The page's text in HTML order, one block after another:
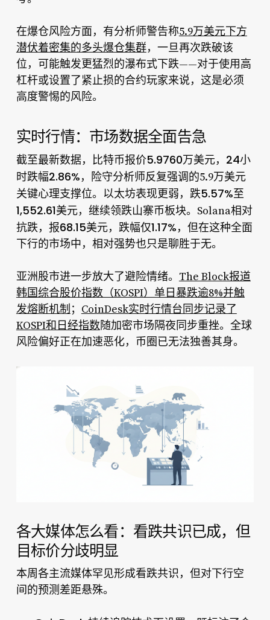
在爆仓风险方面，有分析师警告称5.9万美元下方
潜伏着密集的多头爆仓集群，一旦再次跌破该
位，可能触发更猛烈的瀑布式下跌——对于使用高
杠杆或设置了紧止损的合约玩家来说，这是必须
高度警惕的风险。
实时行情：市场数据全面告急
截至最新数据， 比特币报价5.9760万美元，24小
时跌幅2.86%，险守分析师反复强调的5.9万美元
关键心理支撑位。以太坊表现更弱， 跌5.57%至
1,552.61美元，继续领跌山寨币板块。Solana相对
抗跌， 报68.15美元，跌幅仅1.17%，但在这种全面
下行的市场中，相对强势也只是聊胜于无。
亚洲股市进一步放大了避险情绪。 The Block报道
韩国综合股价指数（KOSPI）单日暴跌逾8%并触
发熔断机制； CoinDesk实时行情台同步记录了
KOSPI和日经指数随加密市场隔夜同步重挫。全球
风险偏好正在加速恶化，币圈已无法独善其身。
各大媒体怎么看：看跌共识已成，但
目标价分歧明显
本周各主流媒体罕见形成看跌共识，但对下行空
间的预测差距悬殊。